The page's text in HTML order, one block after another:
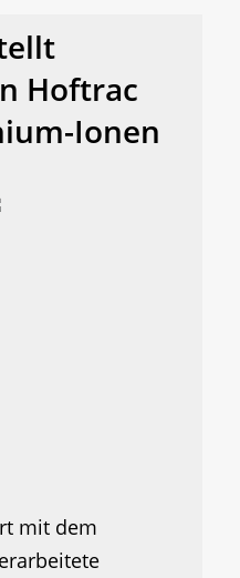
Hoftrac
Ionen
mit dem